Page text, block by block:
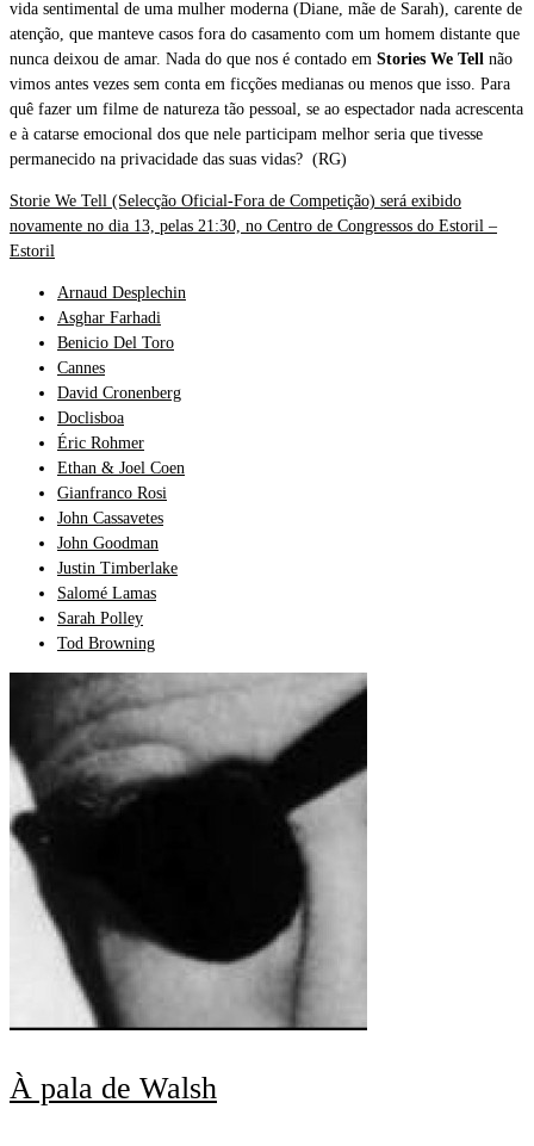
vida sentimental de uma mulher moderna (Diane, mãe de Sarah), carente de
atenção, que manteve casos fora do casamento com um homem distante que
nunca deixou de amar. Nada do que nos é contado em Stories We Tell não
vimos antes vezes sem conta em ficções medianas ou menos que isso. Para
quê fazer um filme de natureza tão pessoal, se ao espectador nada acrescenta
e à catarse emocional dos que nele participam melhor seria que tivesse
permanecido na privacidade das suas vidas? (RG)
Storie We Tell (Selecção Oficial-Fora de Competição) será exibido
novamente no dia 13, pelas 21:30, no Centro de Congressos do Estoril –
Estoril
Arnaud Desplechin
Asghar Farhadi
Benicio Del Toro
Cannes
David Cronenberg
Doclisboa
Éric Rohmer
Ethan & Joel Coen
Gianfranco Rosi
John Cassavetes
John Goodman
Justin Timberlake
Salomé Lamas
Sarah Polley
Tod Browning
À pala de Walsh